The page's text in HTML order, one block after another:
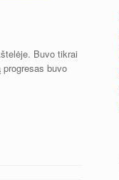
Buvo tikrai
buvo